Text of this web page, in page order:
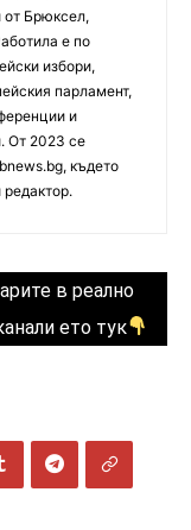
от Брюксел,
е по
избори,
парламент,
и
От 2023 се
където
в реално
ето тук